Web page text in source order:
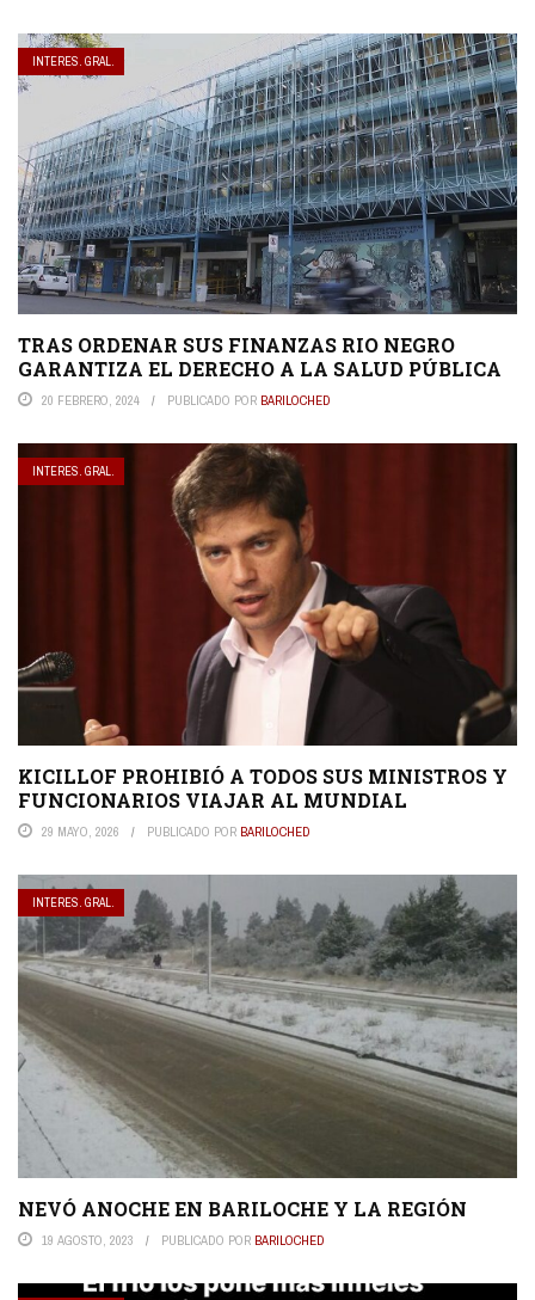
INTERES. GRAL.
TRAS ORDENAR SUS FINANZAS RIO NEGRO
GARANTIZA EL DERECHO A LA SALUD PÚBLICA
20 FEBRERO, 2024 PUBLICADO POR BARILOCHED
INTERES. GRAL.
KICILLOF PROHIBIÓ A TODOS SUS MINISTROS Y
FUNCIONARIOS VIAJAR AL MUNDIAL
29 MAYO, 2026 PUBLICADO POR BARILOCHED
INTERES. GRAL.
NEVÓ ANOCHE EN BARILOCHE Y LA REGIÓN
19 AGOSTO, 2023 PUBLICADO POR BARILOCHED